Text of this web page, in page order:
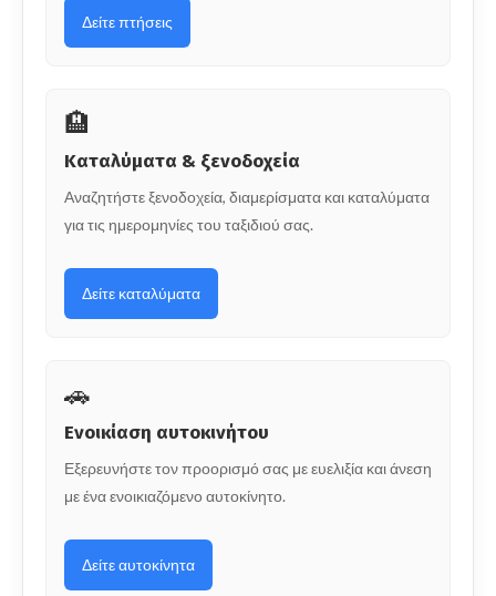
Δείτε πτήσεις
🏨
Καταλύματα & ξενοδοχεία
Αναζητήστε ξενοδοχεία, διαμερίσματα και καταλύματα
για τις ημερομηνίες του ταξιδιού σας.
Δείτε καταλύματα
🚗
Ενοικίαση αυτοκινήτου
Εξερευνήστε τον προορισμό σας με ευελιξία και άνεση
με ένα ενοικιαζόμενο αυτοκίνητο.
Δείτε αυτοκίνητα